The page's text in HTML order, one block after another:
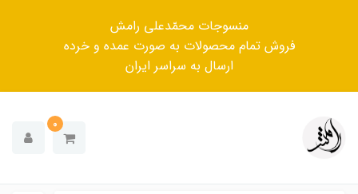
منسوجات محمّدعلی رامش
فروش تمام محصولات به صورت عمده و خرده
ارسال به سراسر ایران
0